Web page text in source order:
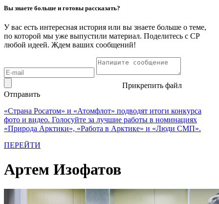
Вы знаете больше и готовы рассказать?
У вас есть интересная история или вы знаете больше о теме,
по которой мы уже выпустили материал. Поделитесь с СР
любой идеей. Ждем ваших сообщений!
Прикрепить файл
Отправить
«Страна Росатом» и «Атомфлот» подводят итоги конкурса
фото и видео. Голосуйте за лучшие работы в номинациях
«Природа Арктики», «Работа в Арктике» и «Люди СМП».
ПЕРЕЙТИ
Артем Изофатов